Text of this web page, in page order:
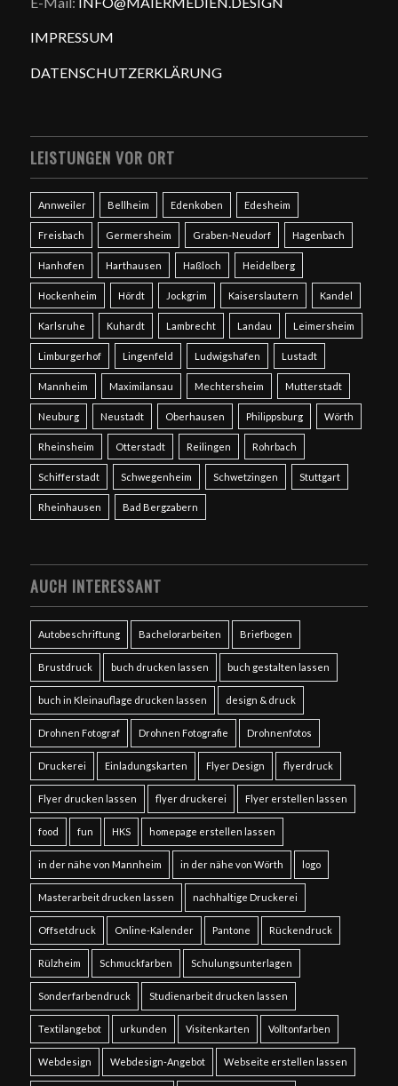
IMPRESSUM
DATENSCHUTZERKLÄRUNG
LEISTUNGEN VOR ORT
Annweiler Bellheim Edenkoben Edesheim
Freisbach Germersheim Graben-Neudorf Hagenbach
Hanhofen Harthausen Haßloch Heidelberg
Hockenheim Hördt Jockgrim Kaiserslautern Kandel
Karlsruhe Kuhardt Lambrecht Landau Leimersheim
Limburgerhof Lingenfeld Ludwigshafen Lustadt
Mannheim Maximilansau Mechtersheim Mutterstadt
Neuburg Neustadt Oberhausen Philippsburg Wörth
Rheinsheim Otterstadt Reilingen Rohrbach
Schifferstadt Schwegenheim Schwetzingen Stuttgart
Rheinhausen Bad Bergzabern
AUCH INTERESSANT
Autobeschriftung Bachelorarbeiten Briefbogen
Brustdruck buch drucken lassen buch gestalten lassen
buch in Kleinauflage drucken lassen design & druck
Drohnen Fotograf Drohnen Fotografie Drohnenfotos
Druckerei Einladungskarten Flyer Design flyerdruck
Flyer drucken lassen flyer druckerei Flyer erstellen lassen
food fun HKS homepage erstellen lassen
in der nähe von Mannheim in der nähe von Wörth logo
Masterarbeit drucken lassen nachhaltige Druckerei
Offsetdruck Online-Kalender Pantone Rückendruck
Rülzheim Schmuckfarben Schulungsunterlagen
Sonderfarbendruck Studienarbeit drucken lassen
Textilangebot urkunden Visitenkarten Volltonfarben
Webdesign Webdesign-Angebot Webseite erstellen lassen